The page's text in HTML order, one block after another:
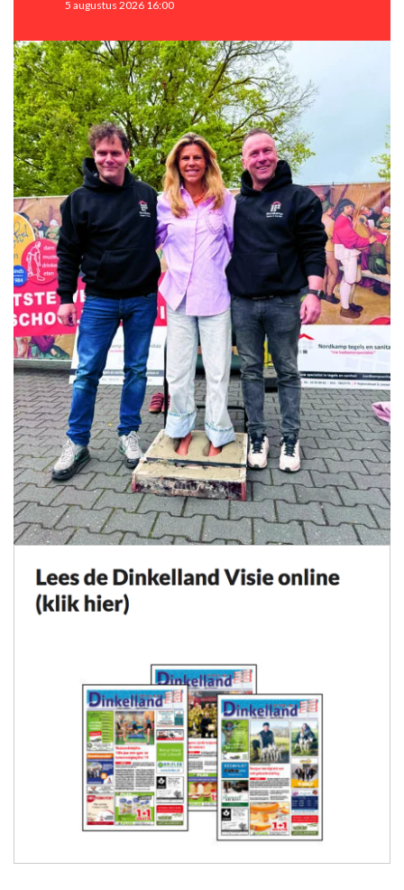
5 augustus 2026 16:00